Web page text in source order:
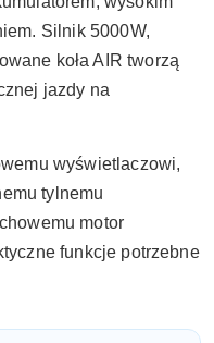
Silnik 5000W,
koła AIR tworzą
jazdy na
wyświetlaczowi,
tylnemu
motor
funkcje potrzebne